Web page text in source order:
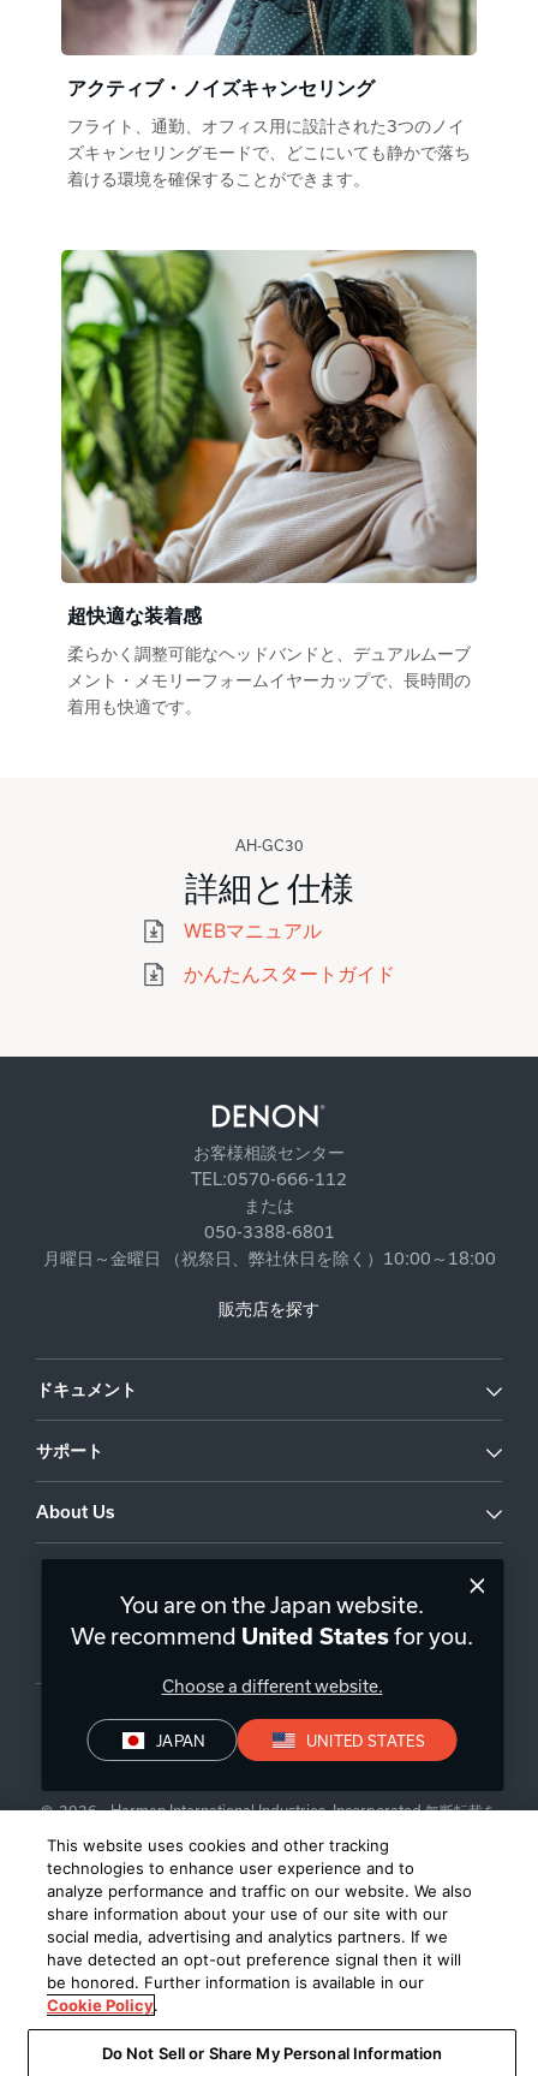
アクティブ・ノイズキャンセリング
フライト、通勤、オフィス用に設計された3つのノイ
ズキャンセリングモードで、どこにいても静かで落ち
着ける環境を確保することができます。
超快適な装着感
柔らかく調整可能なヘッドバンドと、デュアルムーブ
メント・メモリーフォームイヤーカップで、長時間の
着用も快適です。
AH-GC30
詳細と仕様
WEBマニュアル
かんたんスタートガイド
お客様相談センター
TEL:0570-666-112
または
050-3388-6801
月曜日～金曜日 （祝祭日、弊社休日を除く）10:00～18:00
販売店を探す
ドキュメント
サポート
About Us
日本| JA
プライバシー・ポリシー
© 2026 Harman International Industries, Incorporated 無断転載を
禁じます。
You are on the Japan website.
We recommend United Statesfor you.
Choose a different website.
JAPAN UNITED STATES
This website uses cookies and other tracking
technologies to enhance user experience and to
analyze performance and traffic on our website. We also
share information about your use of our site with our
social media, advertising and analytics partners. If we
have detected an opt-out preference signal then it will
be honored. Further information is available in our
Cookie Policy.
Do Not Sell or Share My Personal Information